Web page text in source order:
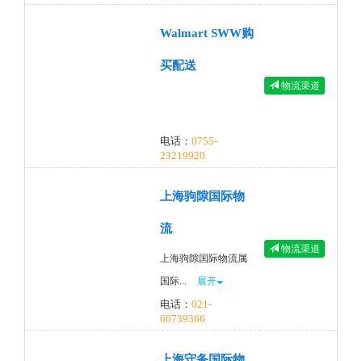
Walmart SWW购
买配送
电话： 0755-
23219920
物流渠道
上海驹隙国际物
流
上海驹隙国际物流属
国际...
展开
电话： 021-
60739366
物流渠道